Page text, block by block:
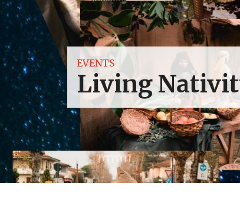
EVENTS
Living